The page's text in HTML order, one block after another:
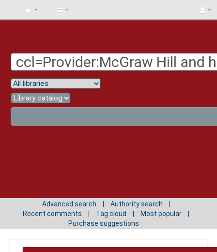
BIBLIOTECA
Advanced search
Authority search
Recent comments
Tag cloud
Most popular
Purchase suggestions